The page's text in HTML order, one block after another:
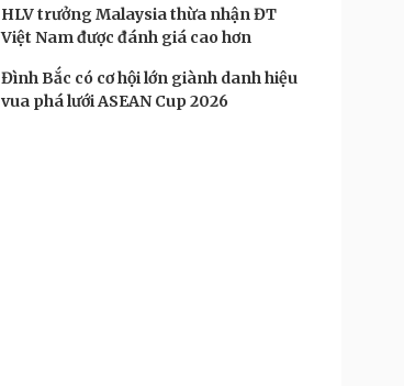
HLV trưởng Malaysia thừa nhận ĐT
Việt Nam được đánh giá cao hơn
Đình Bắc có cơ hội lớn giành danh hiệu
vua phá lưới ASEAN Cup 2026